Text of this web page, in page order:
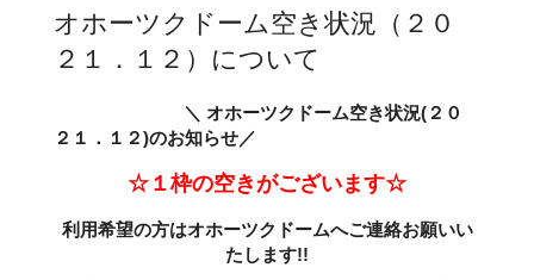
オホーツクドーム空き状況（２０
２１．１２）について
＼ オホーツクドーム空き状況(２０
２１．１２)のお知らせ／
☆１枠の空きがございます☆
利用希望の方はオホーツクドームへご連絡お願いい
たします!!